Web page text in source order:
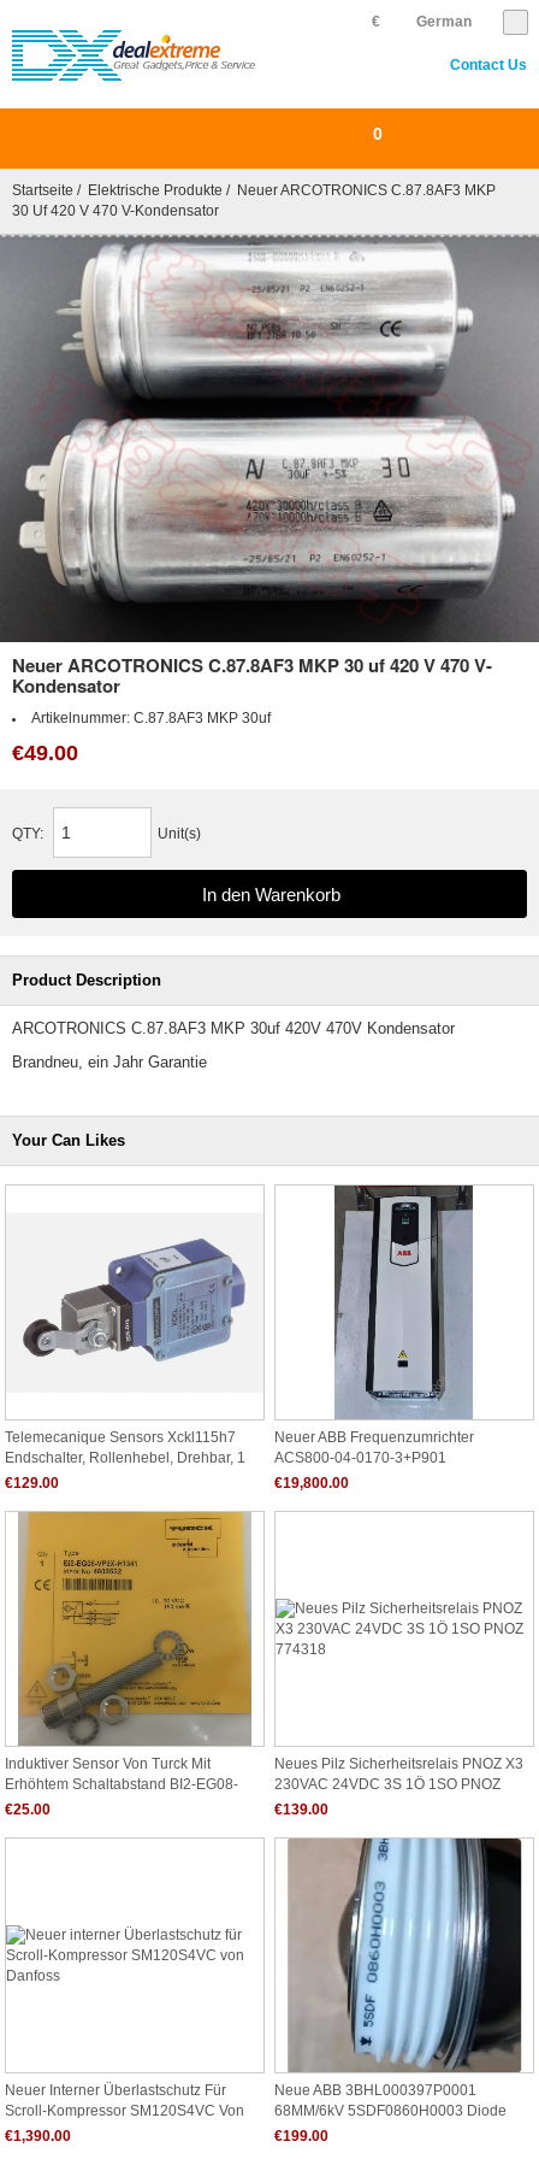
German
€
Contact Us
0
Startseite / Elektrische Produkte / Neuer ARCOTRONICS C.87.8AF3 MKP
30 Uf 420 V 470 V-Kondensator
Neuer ARCOTRONICS C.87.8AF3 MKP 30 uf 420 V 470 V-
Kondensator
Artikelnummer: C.87.8AF3 MKP 30uf
€49.00
QTY: Unit(s)
Product Description
ARCOTRONICS C.87.8AF3 MKP 30uf 420V 470V Kondensator
Brandneu, ein Jahr Garantie
Your Can Likes
Telemecanique Sensors Xckl115h7
Endschalter, Rollenhebel, Drehbar, 1
Öffner/1 Schließer
€129.00
Neuer ABB Frequenzumrichter
ACS800-04-0170-3+P901
€19,800.00
Induktiver Sensor Von Turck Mit
Erhöhtem Schaltabstand BI2-EG08-
VP6X-H1341
€25.00
Neues Pilz Sicherheitsrelais PNOZ X3
230VAC 24VDC 3S 1Ö 1SO PNOZ
774318
€139.00
Neuer Interner Überlastschutz Für
Scroll-Kompressor SM120S4VC Von
Danfoss
€1,390.00
Neue ABB 3BHL000397P0001
68MM/6kV 5SDF0860H0003 Diode
€199.00